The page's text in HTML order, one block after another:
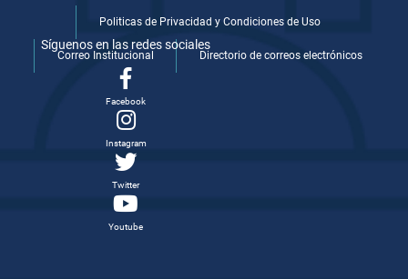
Politicas de Privacidad y Condiciones de Uso
Correo Institucional Directorio de correos electrónicos
Síguenos en las redes sociales
Facebook
Instagram
Twitter
Youtube